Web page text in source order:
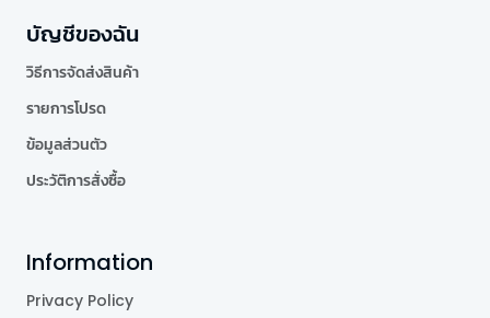
บัญชีของฉัน
วิธีการจัดส่งสินค้า
รายการโปรด
ข้อมูลส่วนตัว
ประวัติการสั่งซื้อ
Information
Privacy Policy